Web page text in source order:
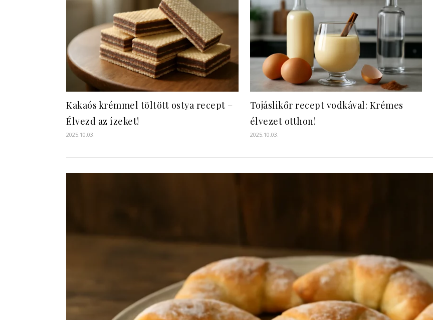
Kakaós krémmel töltött ostya recept –
Élvezd az ízeket!
2025.10.03.
Tojáslikőr recept vodkával: Krémes
élvezet otthon!
2025.10.03.